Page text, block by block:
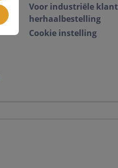
Voor industriële
herhaalbestelling
Cookie instelling